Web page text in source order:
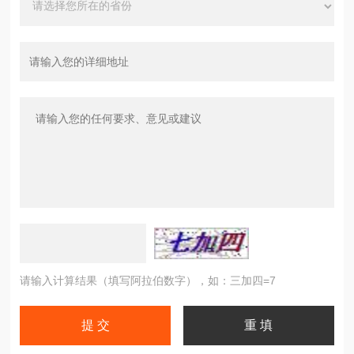
请输入计算结果（填写阿拉伯数字），如：三加四=7